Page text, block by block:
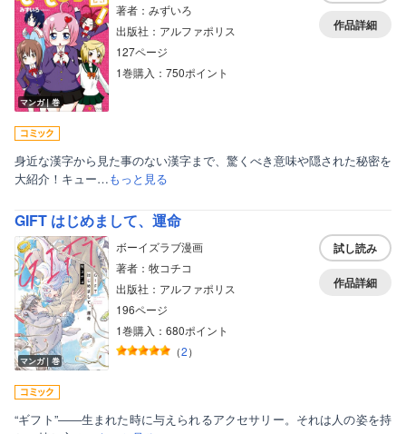
マンガ｜巻
著者：みずいろ
出版社：アルファポリス
127ページ
1巻購入：750ポイント
作品詳細
身近な漢字から見た事のない漢字まで、驚くべき意味や隠された秘密を
大紹介！キュー…もっと見る
GIFT はじめまして、運命
マンガ｜巻
ボーイズラブ漫画
著者：牧コチコ
出版社：アルファポリス
196ページ
1巻購入：680ポイント
（2）
試し読み
作品詳細
“ギフト”――生まれた時に与えられるアクセサリー。それは人の姿を持